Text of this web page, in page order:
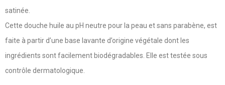
satinée.
Cette douche huile au pH neutre pour la peau et sans parabène, est
faite à partir d’une base lavante d’origine végétale dont les
ingrédients sont facilement biodégradables. Elle est testée sous
contrôle dermatologique.